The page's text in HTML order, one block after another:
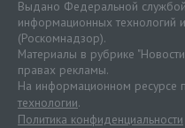
Выдано Федеральной
информационных технологий
(Роскомнадзор).
Материалы в рубрике
правах рекламы.
На информационном ресурсе
технологии.
Политика конфиденциальности